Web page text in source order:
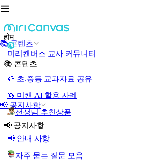
📚 콘텐츠
📢 공지사항
होम
미리캔버스 교사 커뮤니티
📚 콘텐츠
🎨 초.중등 교과자료 공유
🦄 미캔 AI 활용 사례
선생님 추천상품
📢 공지사항
📢 안내 사항
자주 묻는 질문 모음